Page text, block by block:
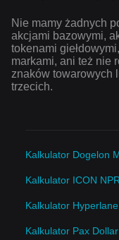
Nie mamy żadnych
akcjami bazowymi,
tokenami
markami, ani też nie
znaków towarowych
trzecich.
Kalkulator Dogelon
Kalkulator ICON NPR
Kalkulator
Kalkulator Pax